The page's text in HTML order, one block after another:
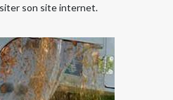
son site internet.